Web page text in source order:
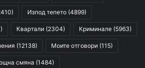
Изпод тепето (4899)
Квартали (2304) Криминале (5963)
(12138) Моите отговори (115)
смяна (1484)